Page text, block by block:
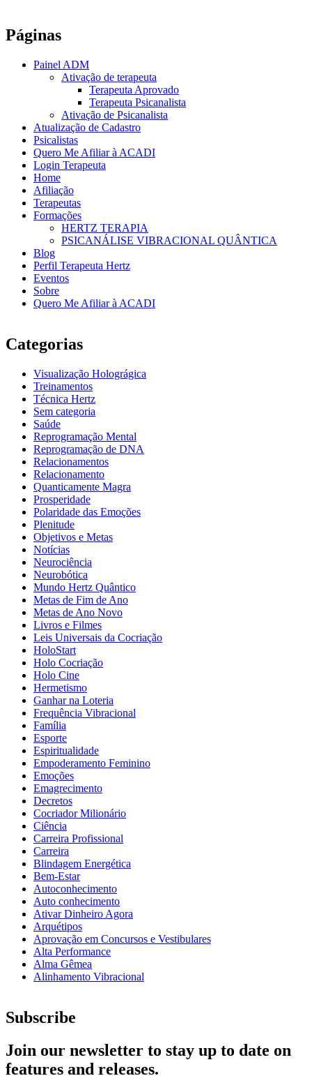
Páginas
Painel ADM
Ativação de terapeuta
Terapeuta Aprovado
Terapeuta Psicanalista
Ativação de Psicanalista
Atualização de Cadastro
Psicalistas
Quero Me Afiliar à ACADI
Login Terapeuta
Home
Afiliação
Terapeutas
Formações
HERTZ TERAPIA
PSICANÁLISE VIBRACIONAL QUÂNTICA
Blog
Perfil Terapeuta Hertz
Eventos
Sobre
Quero Me Afiliar à ACADI
Categorias
Visualização Holográgica
Treinamentos
Técnica Hertz
Sem categoria
Saúde
Reprogramação Mental
Reprogramação de DNA
Relacionamentos
Relacionamento
Quanticamente Magra
Prosperidade
Polaridade das Emoções
Plenitude
Objetivos e Metas
Notícias
Neurociência
Neurobótica
Mundo Hertz Quântico
Metas de Fim de Ano
Metas de Ano Novo
Livros e Filmes
Leis Universais da Cocriação
HoloStart
Holo Cocriação
Holo Cine
Hermetismo
Ganhar na Loteria
Frequência Vibracional
Família
Esporte
Espiritualidade
Empoderamento Feminino
Emoções
Emagrecimento
Decretos
Cocriador Milionário
Ciência
Carreira Profissional
Carreira
Blindagem Energética
Bem-Estar
Autoconhecimento
Auto conhecimento
Ativar Dinheiro Agora
Arquétipos
Aprovação em Concursos e Vestibulares
Alta Performance
Alma Gêmea
Alinhamento Vibracional
Subscribe
Join our newsletter to stay up to date on
features and releases.